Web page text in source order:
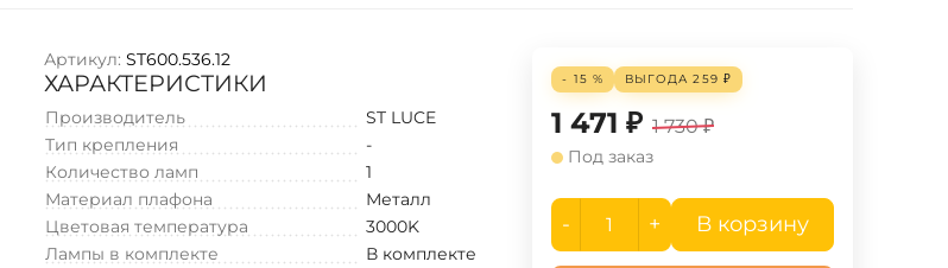
Артикул: ST600.536.12
ХАРАКТЕРИСТИКИ
Производитель
ST LUCE
Тип крепления
-
Количество ламп
1
Материал плафона
Металл
Цветовая температура
3000K
Лампы в комплекте
В комплекте
- 15 % ВЫГОДА259 ₽
1 471 ₽ 1 730 ₽
Под заказ
- + В корзину